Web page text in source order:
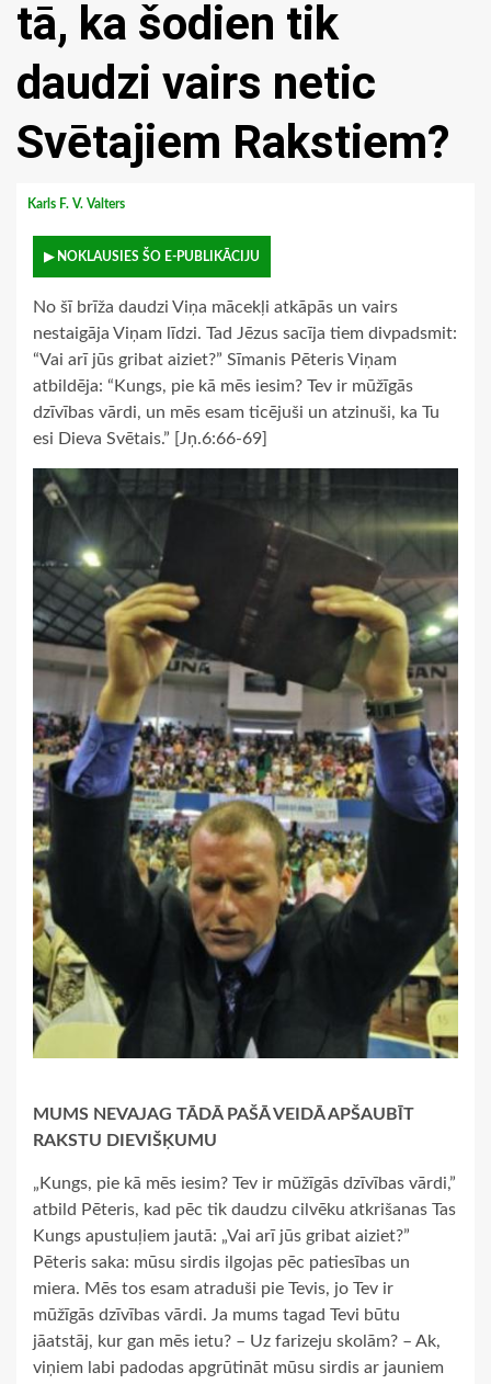
tā, ka šodien tik
daudzi vairs netic
Svētajiem Rakstiem?
Karls F. V. Valters
▶ NOKLAUSIES ŠO E-PUBLIKĀCIJU
No šī brīža daudzi Viņa mācekļi atkāpās un vairs
nestaigāja Viņam līdzi. Tad Jēzus sacīja tiem divpadsmit:
“Vai arī jūs gribat aiziet?” Sīmanis Pēteris Viņam
atbildēja: “Kungs, pie kā mēs iesim? Tev ir mūžīgās
dzīvības vārdi, un mēs esam ticējuši un atzinuši, ka Tu
esi Dieva Svētais.” [Jņ.6:66-69]
MUMS NEVAJAG TĀDĀ PAŠĀ VEIDĀ APŠAUBĪT
RAKSTU DIEVIŠĶUMU
„Kungs, pie kā mēs iesim? Tev ir mūžīgās dzīvības vārdi,”
atbild Pēteris, kad pēc tik daudzu cilvēku atkrišanas Tas
Kungs apustuļiem jautā: „Vai arī jūs gribat aiziet?”
Pēteris saka: mūsu sirdis ilgojas pēc patiesības un
miera. Mēs tos esam atraduši pie Tevis, jo Tev ir
mūžīgās dzīvības vārdi. Ja mums tagad Tevi būtu
jāatstāj, kur gan mēs ietu? – Uz farizeju skolām? – Ak,
viņiem labi padodas apgrūtināt mūsu sirdis ar jauniem